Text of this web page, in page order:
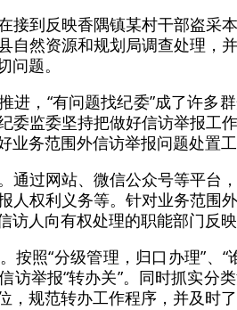
接到反映香隅镇某村干部盗采
自然资源和规划局调查处理，
题。
进，“有问题找纪委”成了许多
委监委坚持把做好信访举报工
务范围外信访举报问题处置
通过网站、微信公众号等平台
人权利义务等。针对业务范围
人向有权处理的职能部门反
按照“分级管理，归口办理”、
访举报“转办关”。同时抓实分
规范转办工作程序，并及时